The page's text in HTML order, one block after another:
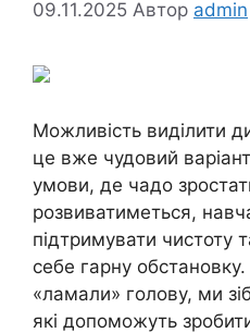
09.11.2025 Автор admin
Можливість виділити
це вже чудовий
умови, де чадо
розвиватиметься,
підтримувати чистоту
себе гарну
«ламали» голову, ми
які допоможуть